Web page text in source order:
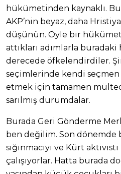
hükümetinden kaynaklı.
AKP’nin beyaz, daha
düşünün. Öyle bir
attıkları adımlarla buradaki
derecede öfkelendirdiler.
seçimlerinde kendi seçmen
etmek için tamamen
sarılmış durumdalar.
Burada Geri Gönderme
ben değilim. Son dönemde
sığınmacıyı ve Kürt
çalışıyorlar. Hatta burada